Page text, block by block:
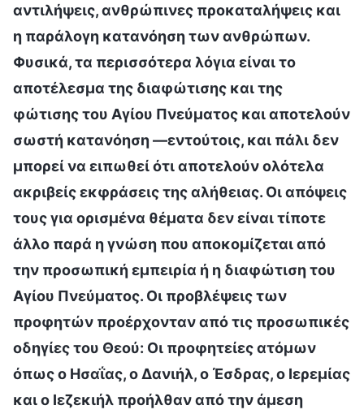
αντιλήψεις, ανθρώπινες προκαταλήψεις και
η παράλογη κατανόηση των ανθρώπων.
Φυσικά, τα περισσότερα λόγια είναι το
αποτέλεσμα της διαφώτισης και της
φώτισης του Αγίου Πνεύματος και αποτελούν
σωστή κατανόηση —εντούτοις, και πάλι δεν
μπορεί να ειπωθεί ότι αποτελούν ολότελα
ακριβείς εκφράσεις της αλήθειας. Οι απόψεις
τους για ορισμένα θέματα δεν είναι τίποτε
άλλο παρά η γνώση που αποκομίζεται από
την προσωπική εμπειρία ή η διαφώτιση του
Αγίου Πνεύματος. Οι προβλέψεις των
προφητών προέρχονταν από τις προσωπικές
οδηγίες του Θεού: Οι προφητείες ατόμων
όπως ο Ησαΐας, ο Δανιήλ, ο Έσδρας, ο Ιερεμίας
και ο Ιεζεκιήλ προήλθαν από την άμεση